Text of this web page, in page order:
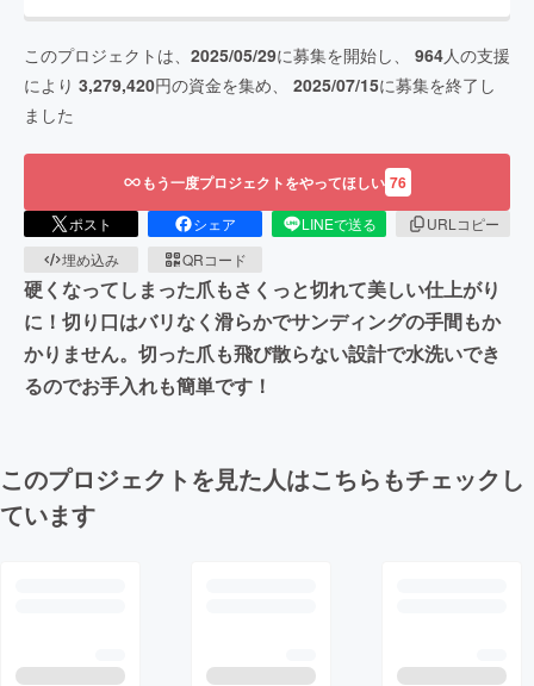
このプロジェクトは、 2025/05/29に募集を開始し、 964人の支援
により 3,279,420円の資金を集め、 2025/07/15に募集を終了し
ました
もう一度プロジェクトをやってほしい 76
ポスト シェア LINEで送る
URLコピー
埋め込み
QRコード
硬くなってしまった爪もさくっと切れて美しい仕上がり
に！切り口はバリなく滑らかでサンディングの手間もか
かりません。切った爪も飛び散らない設計で水洗いでき
るのでお手入れも簡単です！
このプロジェクトを見た人はこちらもチェックし
ています